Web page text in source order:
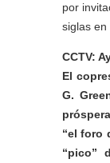
por
siglas en
CCTV:
El
G.
“el foro
“pico”